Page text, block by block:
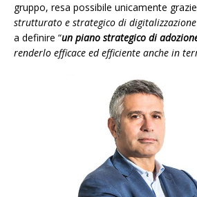
gruppo, resa possibile unicamente
strutturato e strategico di digitalizzazione
a definire “un piano strategico di
renderlo efficace ed efficiente anche in